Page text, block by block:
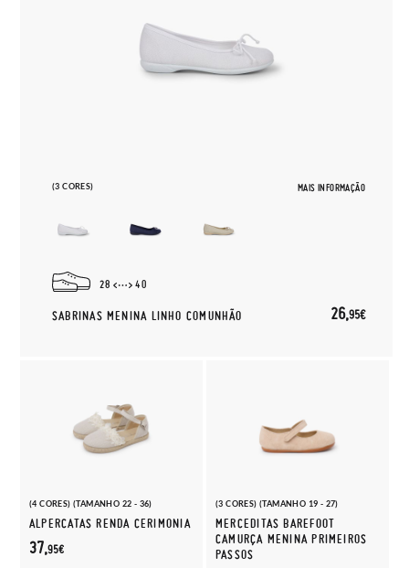
(3 CORES) MAIS INFORMAÇÃO
28 40
SABRINAS MENINA LINHO COMUNHÃO 26,95€
(4 CORES) (TAMANHO 22 - 36)
ALPERCATAS RENDA CERIMONIA
37,95€
(3 CORES) (TAMANHO 19 - 27)
MERCEDITAS BAREFOOT
CAMURÇA MENINA PRIMEIROS
PASSOS